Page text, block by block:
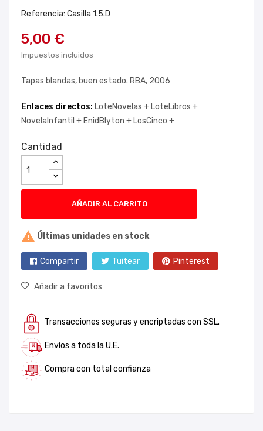
Referencia: Casilla 1.5.D
5,00 €
Impuestos incluidos
Tapas blandas, buen estado. RBA, 2006
Enlaces directos: LoteNovelas + LoteLibros +
NovelaInfantil + EnidBlyton + LosCinco +
Cantidad
AÑADIR AL CARRITO
 Últimas unidades en stock
Compartir Tuitear Pinterest
Añadir a favoritos
Transacciones seguras y encriptadas con SSL.
Envíos a toda la U.E.
Compra con total confianza